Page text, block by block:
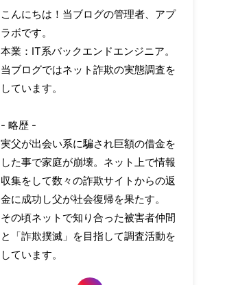
こんにちは！当ブログの管理者、アプ
ラボです。
本業：IT系バックエンドエンジニア。
当ブログではネット詐欺の実態調査を
しています。
- 略歴 -
実父が出会い系に騙され巨額の借金を
した事で家庭が崩壊。ネット上で情報
収集をして数々の詐欺サイトからの返
金に成功し父が社会復帰を果たす。
その頃ネットで知り合った被害者仲間
と「詐欺撲滅」を目指して調査活動を
しています。